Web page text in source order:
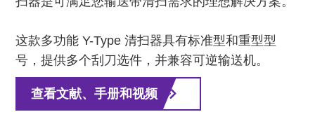
这款多功能 Y-Type 清扫器具有标准型和重型型
号，提供多个刮刀选件，并兼容可逆输送机。
查看文献、手册和视频